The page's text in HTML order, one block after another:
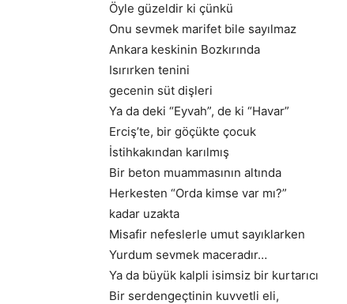
Öyle güzeldir ki çünkü
Onu sevmek marifet bile sayılmaz
Ankara keskinin Bozkırında
Isırırken tenini
gecenin süt dişleri
Ya da deki “Eyvah”, de ki “Havar”
Erciş’te, bir göçükte çocuk
İstihkakından karılmış
Bir beton muammasının altında
Herkesten “Orda kimse var mı?”
kadar uzakta
Misafir nefeslerle umut sayıklarken
Yurdum sevmek maceradır…
Ya da büyük kalpli isimsiz bir kurtarıcı
Bir serdengeçtinin kuvvetli eli,